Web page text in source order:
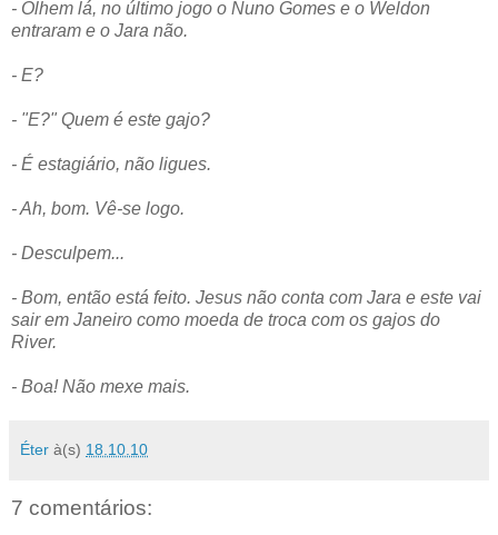
- Olhem lá, no último jogo o Nuno Gomes e o Weldon
entraram e o Jara não.
- E?
- "E?" Quem é este gajo?
- É estagiário, não ligues.
- Ah, bom. Vê-se logo.
- Desculpem...
- Bom, então está feito. Jesus não conta com Jara e este vai
sair em Janeiro como moeda de troca com os gajos do
River.
- Boa! Não mexe mais.
Éter à(s) 18.10.10
7 comentários: